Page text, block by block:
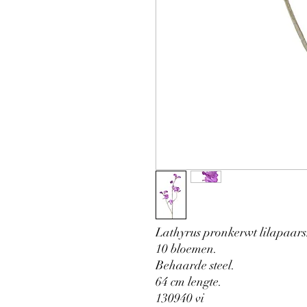
Lathyrus pronkerwt
10 bloemen.
Behaarde steel.
64 cm lengte.
130940 vi